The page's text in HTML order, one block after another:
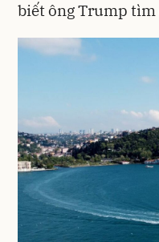
biết ông Trump tìm